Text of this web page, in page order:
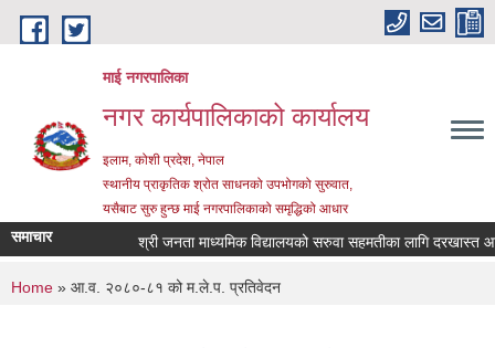
Skip to main content
माई नगरपालिका
नगर कार्यपालिकाको कार्यालय
इलाम, कोशी प्रदेश, नेपाल
स्थानीय प्राकृतिक श्रोत साधनको उपभोगको सुरुवात,
यसैबाट सुरु हुन्छ माई नगरपालिकाको समृद्धिको आधार
समाचार श्री जनता माध्यमिक विद्यालयको सरुवा सहमतीका लागि दरखास्त
You are here
Home » आ.व. २०८०-८१ को म.ले.प. प्रतिवेदन